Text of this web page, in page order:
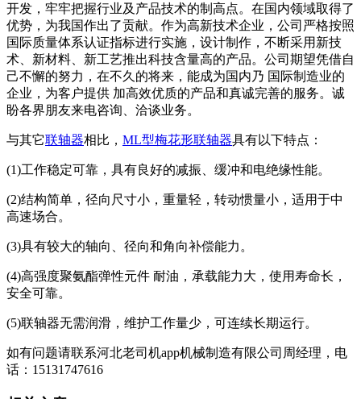
开发，牢牢把握行业及产品技术的制高点。在国内领域取得了
优势，为我国作出了贡献。作为高新技术企业，公司严格按照
国际质量体系认证指标进行实施，设计制作，不断采用新技
术、新材料、新工艺推出科技含量高的产品。公司期望凭借自
己不懈的努力，在不久的将来，能成为国内乃 国际制造业的
企业，为客户提供 加高效优质的产品和真诚完善的服务。诚
盼各界朋友来电咨询、洽谈业务。
与其它联轴器相比， ML型梅花形联轴器具有以下特点：
(1)工作稳定可靠，具有良好的减振、缓冲和电绝缘性能。
(2)结构简单，径向尺寸小，重量轻，转动惯量小，适用于中
高速场合。
(3)具有较大的轴向、径向和角向补偿能力。
(4)高强度聚氨酯弹性元件 耐油，承载能力大，使用寿命长，
安全可靠。
(5)联轴器无需润滑，维护工作量少，可连续长期运行。
如有问题请联系河北老司机app机械制造有限公司周经理，电
话：15131747616